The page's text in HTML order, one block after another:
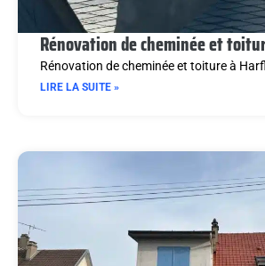
Rénovation de cheminée et
Rénovation de cheminée et toiture à
LIRE LA SUITE »